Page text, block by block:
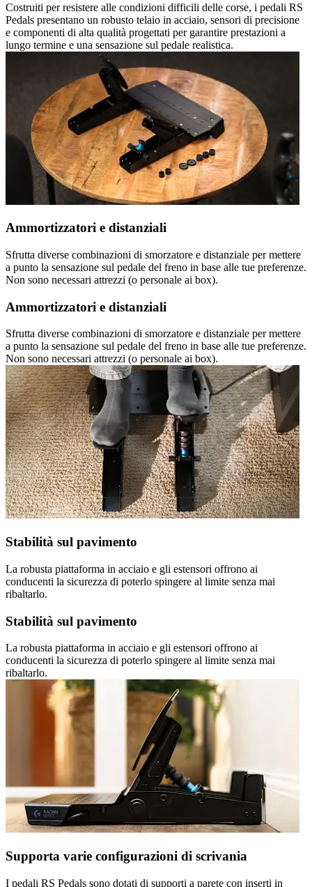
Costruiti per resistere alle condizioni difficili delle corse, i pedali RS
Pedals presentano un robusto telaio in acciaio, sensori di precisione
e componenti di alta qualità progettati per garantire prestazioni a
lungo termine e una sensazione sul pedale realistica.
Ammortizzatori e distanziali
Sfrutta diverse combinazioni di smorzatore e distanziale per mettere
a punto la sensazione sul pedale del freno in base alle tue preferenze.
Non sono necessari attrezzi (o personale ai box).
Ammortizzatori e distanziali
Sfrutta diverse combinazioni di smorzatore e distanziale per mettere
a punto la sensazione sul pedale del freno in base alle tue preferenze.
Non sono necessari attrezzi (o personale ai box).
Stabilità sul pavimento
La robusta piattaforma in acciaio e gli estensori offrono ai
conducenti la sicurezza di poterlo spingere al limite senza mai
ribaltarlo.
Stabilità sul pavimento
La robusta piattaforma in acciaio e gli estensori offrono ai
conducenti la sicurezza di poterlo spingere al limite senza mai
ribaltarlo.
Supporta varie configurazioni di scrivania
I pedali RS Pedals sono dotati di supporti a parete con inserti in